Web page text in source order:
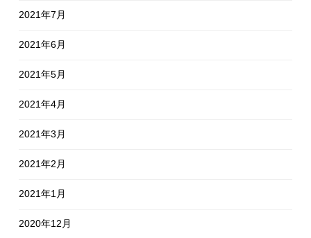
2021年7月
2021年6月
2021年5月
2021年4月
2021年3月
2021年2月
2021年1月
2020年12月